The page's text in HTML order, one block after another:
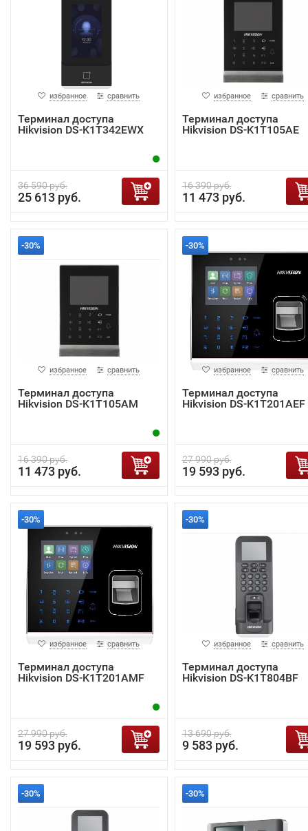
избранное сравнить
Терминал доступа
Hikvision DS-K1T342EWX
36 590 руб.
25 613 руб.
избранное сравнить
Терминал доступа
Hikvision DS-K1T105AE
16 390 руб.
11 473 руб.
-30%
избранное сравнить
Терминал доступа
Hikvision DS-K1T105AM
16 390 руб.
11 473 руб.
-30%
избранное сравнить
Терминал доступа
Hikvision DS-K1T201AEF
27 990 руб.
19 593 руб.
-30%
избранное сравнить
Терминал доступа
Hikvision DS-K1T201AMF
27 990 руб.
19 593 руб.
-30%
избранное сравнить
Терминал доступа
Hikvision DS-K1T804BF
13 690 руб.
9 583 руб.
-30% -30%